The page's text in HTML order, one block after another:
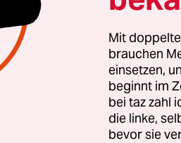
Russlands“ eine Art
Gastarbeitery
erste 1,7 Millionen
großzügig finanziell
sich an die russischen
Es sei wichtig, dass
Mit
brauchen
einsetzen,
beginnt im
bei taz zahl
die linke,
bevor sie